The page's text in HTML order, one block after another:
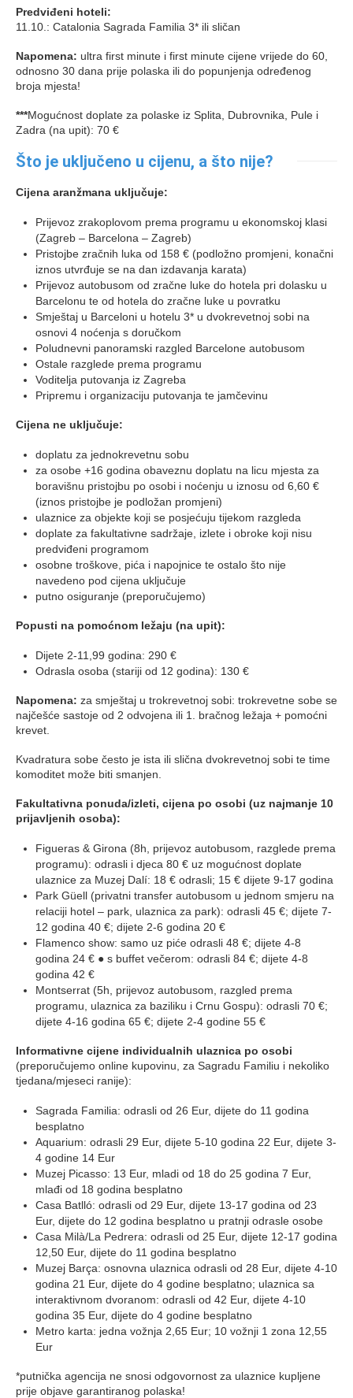
Predviđeni hoteli:
11.10.: Catalonia Sagrada Familia 3* ili sličan
Napomena: ultra first minute i first minute cijene vrijede do 60,
odnosno 30 dana prije polaska ili do popunjenja određenog
broja mjesta!
***Mogućnost doplate za polaske iz Splita, Dubrovnika, Pule i
Zadra (na upit): 70 €
Što je uključeno u cijenu, a što nije?
Cijena aranžmana uključuje:
Prijevoz zrakoplovom prema programu u ekonomskoj klasi
(Zagreb – Barcelona – Zagreb)
Pristojbe zračnih luka od 158 € (podložno promjeni, konačni
iznos utvrđuje se na dan izdavanja karata)
Prijevoz autobusom od zračne luke do hotela pri dolasku u
Barcelonu te od hotela do zračne luke u povratku
Smještaj u Barceloni u hotelu 3* u dvokrevetnoj sobi na
osnovi 4 noćenja s doručkom
Poludnevni panoramski razgled Barcelone autobusom
Ostale razglede prema programu
Voditelja putovanja iz Zagreba
Pripremu i organizaciju putovanja te jamčevinu
Cijena ne uključuje:
doplatu za jednokrevetnu sobu
za osobe +16 godina obaveznu doplatu na licu mjesta za
boravišnu pristojbu po osobi i noćenju u iznosu od 6,60 €
(iznos pristojbe je podložan promjeni)
ulaznice za objekte koji se posjećuju tijekom razgleda
doplate za fakultativne sadržaje, izlete i obroke koji nisu
predviđeni programom
osobne troškove, pića i napojnice te ostalo što nije
navedeno pod cijena uključuje
putno osiguranje (preporučujemo)
Popusti na pomoćnom ležaju (na upit):
Dijete 2-11,99 godina: 290 €
Odrasla osoba (stariji od 12 godina): 130 €
Napomena: za smještaj u trokrevetnoj sobi: trokrevetne sobe se
najčešće sastoje od 2 odvojena ili 1. bračnog ležaja + pomoćni
krevet.
Kvadratura sobe često je ista ili slična dvokrevetnoj sobi te time
komoditet može biti smanjen.
Fakultativna ponuda/izleti, cijena po osobi (uz najmanje 10
prijavljenih osoba):
Figueras & Girona (8h, prijevoz autobusom, razglede prema
programu): odrasli i djeca 80 € uz mogućnost doplate
ulaznice za Muzej Dalí: 18 € odrasli; 15 € dijete 9-17 godina
Park Güell (privatni transfer autobusom u jednom smjeru na
relaciji hotel – park, ulaznica za park): odrasli 45 €; dijete 7-
12 godina 40 €; dijete 2-6 godina 20 €
Flamenco show: samo uz piće odrasli 48 €; dijete 4-8
godina 24 € ● s buffet večerom: odrasli 84 €; dijete 4-8
godina 42 €
Montserrat (5h, prijevoz autobusom, razgled prema
programu, ulaznica za baziliku i Crnu Gospu): odrasli 70 €;
dijete 4-16 godina 65 €; dijete 2-4 godine 55 €
Informativne cijene individualnih ulaznica po osobi
(preporučujemo online kupovinu, za Sagradu Familiu i nekoliko
tjedana/mjeseci ranije):
Sagrada Familia: odrasli od 26 Eur, dijete do 11 godina
besplatno
Aquarium: odrasli 29 Eur, dijete 5-10 godina 22 Eur, dijete 3-
4 godine 14 Eur
Muzej Picasso: 13 Eur, mladi od 18 do 25 godina 7 Eur,
mlađi od 18 godina besplatno
Casa Batlló: odrasli od 29 Eur, dijete 13-17 godina od 23
Eur, dijete do 12 godina besplatno u pratnji odrasle osobe
Casa Milà/La Pedrera: odrasli od 25 Eur, dijete 12-17 godina
12,50 Eur, dijete do 11 godina besplatno
Muzej Barça: osnovna ulaznica odrasli od 28 Eur, dijete 4-10
godina 21 Eur, dijete do 4 godine besplatno; ulaznica sa
interaktivnom dvoranom: odrasli od 42 Eur, dijete 4-10
godina 35 Eur, dijete do 4 godine besplatno
Metro karta: jedna vožnja 2,65 Eur; 10 vožnji 1 zona 12,55
Eur
*putnička agencija ne snosi odgovornost za ulaznice kupljene
prije objave garantiranog polaska!